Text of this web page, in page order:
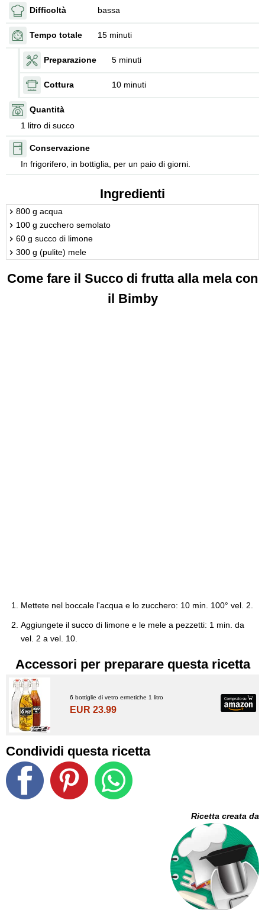
Difficoltà bassa
Tempo totale 15 minuti
Preparazione 5 minuti
Cottura 10 minuti
Quantità
1 litro di succo
Conservazione
In frigorifero, in bottiglia, per un paio di giorni.
Ingredienti
800 g acqua
100 g zucchero semolato
60 g succo di limone
300 g (pulite) mele
Come fare il Succo di frutta alla mela con
il Bimby
Mettete nel boccale l'acqua e lo zucchero: 10 min. 100° vel. 2.
Aggiungete il succo di limone e le mele a pezzetti: 1 min. da
vel. 2 a vel. 10.
Accessori per preparare questa ricetta
6 bottiglie di vetro ermetiche 1 litro
EUR 23.99
Condividi questa ricetta
Ricetta creata da